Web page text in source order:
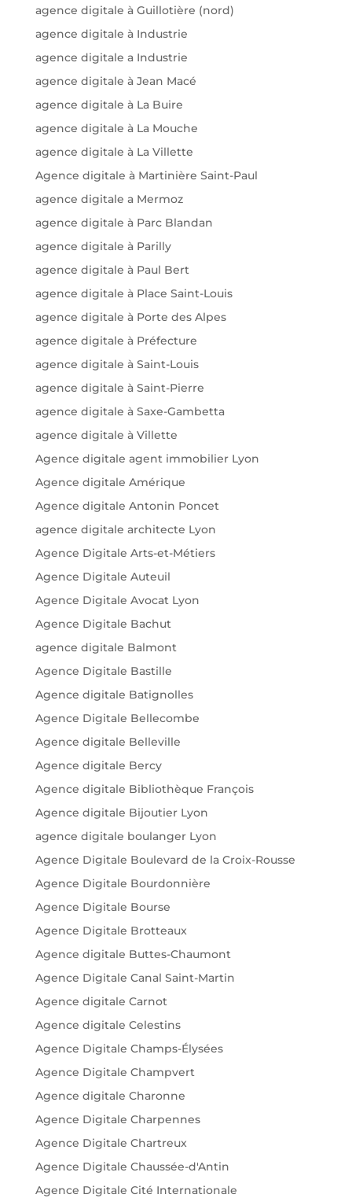
agence digitale à Guillotière (nord)
agence digitale à Industrie
agence digitale a Industrie
agence digitale à Jean Macé
agence digitale à La Buire
agence digitale à La Mouche
agence digitale à La Villette
Agence digitale à Martinière Saint-Paul
agence digitale a Mermoz
agence digitale à Parc Blandan
agence digitale à Parilly
agence digitale à Paul Bert
agence digitale à Place Saint-Louis
agence digitale à Porte des Alpes
agence digitale à Préfecture
agence digitale à Saint-Louis
agence digitale à Saint-Pierre
agence digitale à Saxe-Gambetta
agence digitale à Villette
Agence digitale agent immobilier Lyon
Agence digitale Amérique
Agence digitale Antonin Poncet
agence digitale architecte Lyon
Agence Digitale Arts-et-Métiers
Agence Digitale Auteuil
Agence Digitale Avocat Lyon
Agence Digitale Bachut
agence digitale Balmont
Agence Digitale Bastille
Agence digitale Batignolles
Agence Digitale Bellecombe
Agence digitale Belleville
Agence digitale Bercy
Agence digitale Bibliothèque François
Agence digitale Bijoutier Lyon
agence digitale boulanger Lyon
Agence Digitale Boulevard de la Croix-Rousse
Agence Digitale Bourdonnière
Agence Digitale Bourse
Agence Digitale Brotteaux
Agence digitale Buttes-Chaumont
Agence Digitale Canal Saint-Martin
Agence digitale Carnot
Agence digitale Celestins
Agence Digitale Champs-Élysées
Agence Digitale Champvert
Agence digitale Charonne
Agence Digitale Charpennes
Agence Digitale Chartreux
Agence Digitale Chaussée-d'Antin
Agence Digitale Cité Internationale